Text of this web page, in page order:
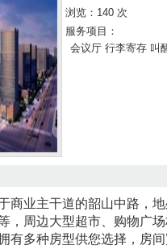
浏览：140 次
服务项目：
会议厅 行李寄存 叫
商业主干道的韶山中路，
，周边大型超市、购物广
多种房型供您选择，房间